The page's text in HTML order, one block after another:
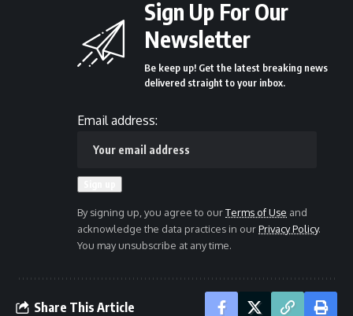
Sign Up For Our
Newsletter
Be keep up! Get the latest breaking news
delivered straight to your inbox.
Email address:
By signing up, you agree to ourTerms of Use and
acknowledge the data practices in ourPrivacy Policy.
You may unsubscribe at any time.
Share This Article